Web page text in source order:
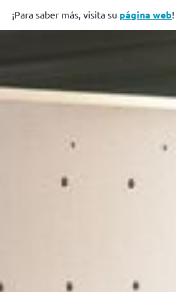
¡Para saber más, visita su página web!